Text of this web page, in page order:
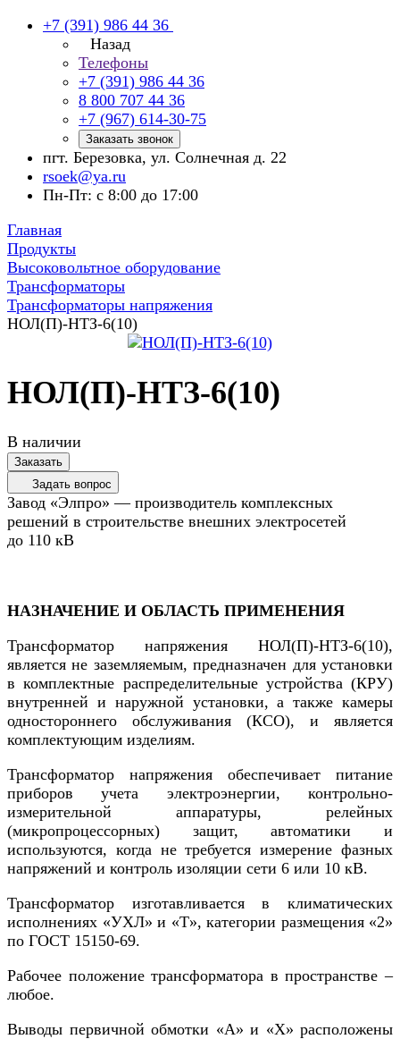
+7 (391) 986 44 36
Назад
Телефоны
+7 (391) 986 44 36
8 800 707 44 36
+7 (967) 614-30-75
Заказать звонок
пгт. Березовка, ул. Солнечная д. 22
rsoek@ya.ru
Пн-Пт: с 8:00 до 17:00
Главная
Продукты
Высоковольтное оборудование
Трансформаторы
Трансформаторы напряжения
НОЛ(П)-НТЗ-6(10)
НОЛ(П)-НТЗ-6(10)
В наличии
Заказать
Задать вопрос
Завод «Элпро» — производитель комплексных
решений в строительстве внешних электросетей
до 110 кВ
НАЗНАЧЕНИЕ И ОБЛАСТЬ ПРИМЕНЕНИЯ
Трансформатор напряжения НОЛ(П)-НТЗ-6(10),
является не заземляемым, предназначен для установки
в комплектные распределительные устройства (КРУ)
внутренней и наружной установки, а также камеры
одностороннего обслуживания (КСО), и является
комплектующим изделиям.
Трансформатор напряжения обеспечивает питание
приборов учета электроэнергии, контрольно-
измерительной аппаратуры, релейных
(микропроцессорных) защит, автоматики и
используются, когда не требуется измерение фазных
напряжений и контроль изоляции сети 6 или 10 кВ.
Трансформатор изготавливается в климатических
исполнениях «УХЛ» и «Т», категории размещения «2»
по ГОСТ 15150-69.
Рабочее положение трансформатора в пространстве –
любое.
Выводы первичной обмотки «А» и «Х» расположены